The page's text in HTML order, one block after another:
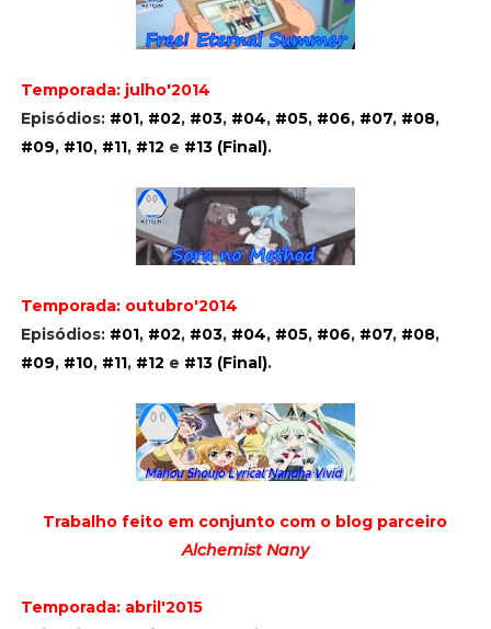
Temporada: julho'2014
Episódios: #01, #02, #03, #04, #05, #06, #07, #08,
#09, #10, #11, #12 e #13 (Final).
Temporada: outubro'2014
Episódios: #01, #02, #03, #04, #05, #06, #07, #08,
#09, #10, #11, #12 e #13 (Final).
Trabalho feito em conjunto com o blog parceiro
Alchemist Nany
Temporada: abril'2015